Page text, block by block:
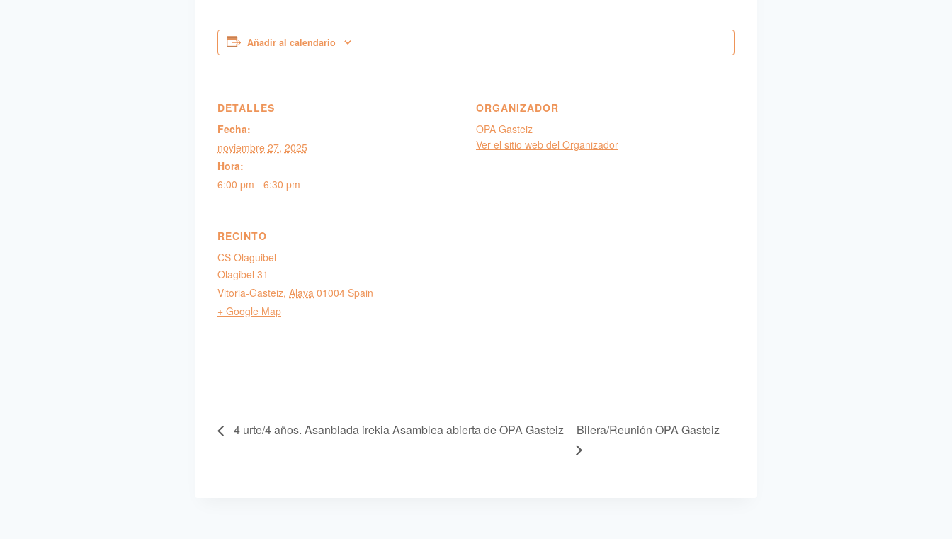
Añadir al calendario
DETALLES
Fecha:
noviembre 27, 2025
Hora:
6:00 pm - 6:30 pm
ORGANIZADOR
OPA Gasteiz
Ver el sitio web del Organizador
RECINTO
CS Olaguibel
Olagibel 31
Vitoria-Gasteiz, Alava 01004 Spain
+ Google Map
4 urte/4 años. Asanblada irekia Asamblea abierta de OPA Gasteiz Bilera/Reunión OPA Gasteiz